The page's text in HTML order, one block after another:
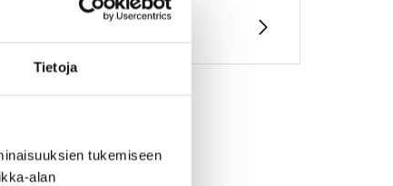
Tietoja
tukemiseen
alan